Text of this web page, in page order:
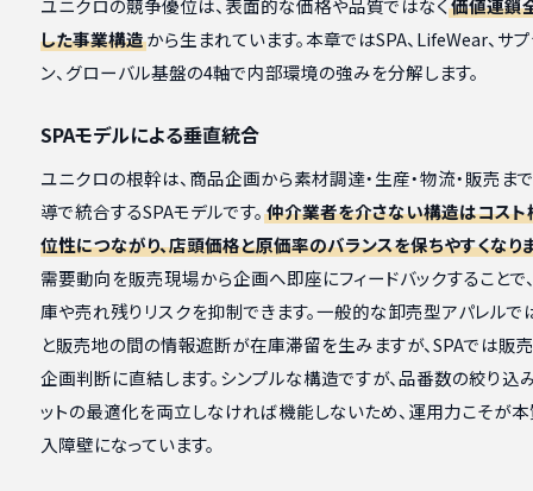
ユニクロの競争優位は、表面的な価格や品質ではなく価値連鎖
した事業構造から生まれています。本章ではSPA、LifeWear、サ
ン、グローバル基盤の4軸で内部環境の強みを分解します。
SPAモデルによる垂直統合
ユニクロの根幹は、商品企画から素材調達・生産・物流・販売ま
導で統合するSPAモデルです。 仲介業者を介さない構造はコス
位性につながり、店頭価格と原価率のバランスを保ちやすくなり
需要動向を販売現場から企画へ即座にフィードバックすることで
庫や売れ残りリスクを抑制できます。一般的な卸売型アパレルで
と販売地の間の情報遮断が在庫滞留を生みますが、SPAでは販
企画判断に直結します。シンプルな構造ですが、品番数の絞り込
ットの最適化を両立しなければ機能しないため、運用力こそが
入障壁になっています。